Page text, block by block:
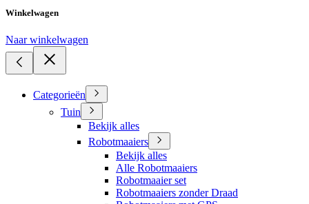
Winkelwagen
Naar winkelwagen
Categorieën
Tuin
Bekijk alles
Robotmaaiers
Bekijk alles
Alle Robotmaaiers
Robotmaaier set
Robotmaaiers zonder Draad